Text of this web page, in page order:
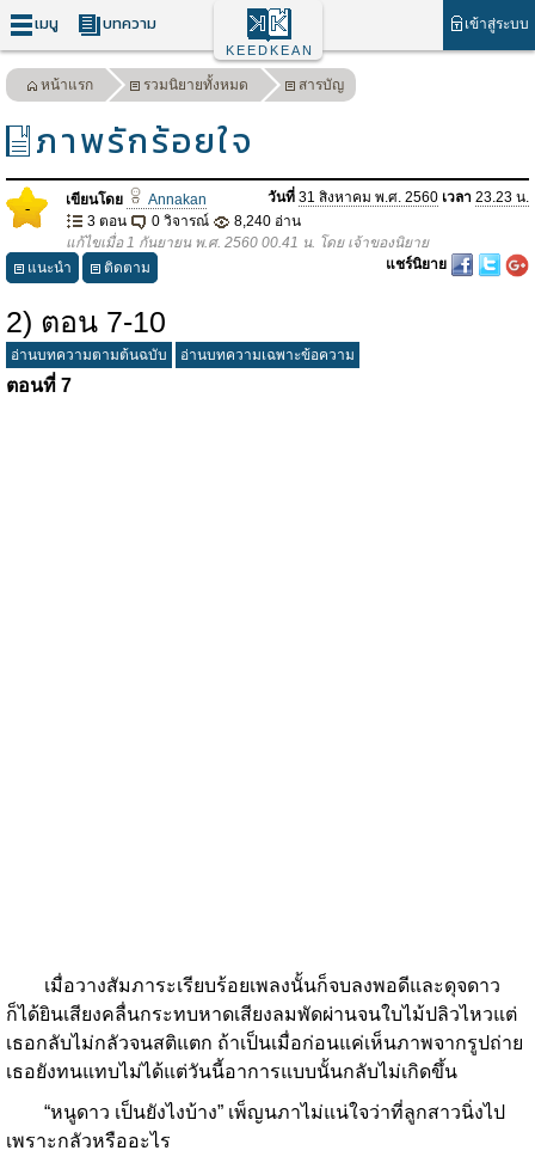
เมนู บทความ เข้าสู่ระบบ
KEEDKEAN
หน้าแรก รวมนิยายทั้งหมด สารบัญ
ภาพรักร้อยใจ
- เขียนโดย Annakan วันที่ 31 สิงหาคม พ.ศ. 2560 เวลา 23.23 น.
3 ตอน
0 วิจารณ์
8,240 อ่าน
แก้ไขเมื่อ 1 กันยายน พ.ศ. 2560 00.41 น. โดย เจ้าของนิยาย
แนะนำ
ติดตาม แชร์นิยาย
2) ตอน 7-10
อ่านบทความตามต้นฉบับ อ่านบทความเฉพาะข้อความ
ตอนที่ 7
เมื่อวางสัมภาระเรียบร้อยเพลงนั้นก็จบลงพอดีและดุจดาว
ก็ได้ยินเสียงคลื่นกระทบหาดเสียงลมพัดผ่านจนใบไม้ปลิวไหวแต่
เธอกลับไม่กลัวจนสติแตก ถ้าเป็นเมื่อก่อนแค่เห็นภาพจากรูปถ่าย
เธอยังทนแทบไม่ได้แต่วันนี้อาการแบบนั้นกลับไม่เกิดขึ้น
“หนูดาว เป็นยังไงบ้าง” เพ็ญนภาไม่แน่ใจว่าที่ลูกสาวนิ่งไป
เพราะกลัวหรืออะไร